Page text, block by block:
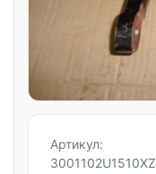
Артикул:
3001102U1510XZ